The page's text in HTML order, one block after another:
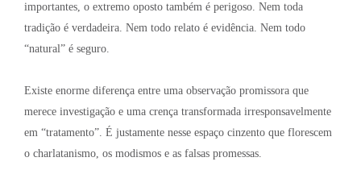
importantes, o extremo oposto também é perigoso. Nem toda
tradição é verdadeira. Nem todo relato é evidência. Nem todo
“natural” é seguro.
Existe enorme diferença entre uma observação promissora que
merece investigação e uma crença transformada irresponsavelmente
em “tratamento”. É justamente nesse espaço cinzento que florescem
o charlatanismo, os modismos e as falsas promessas.